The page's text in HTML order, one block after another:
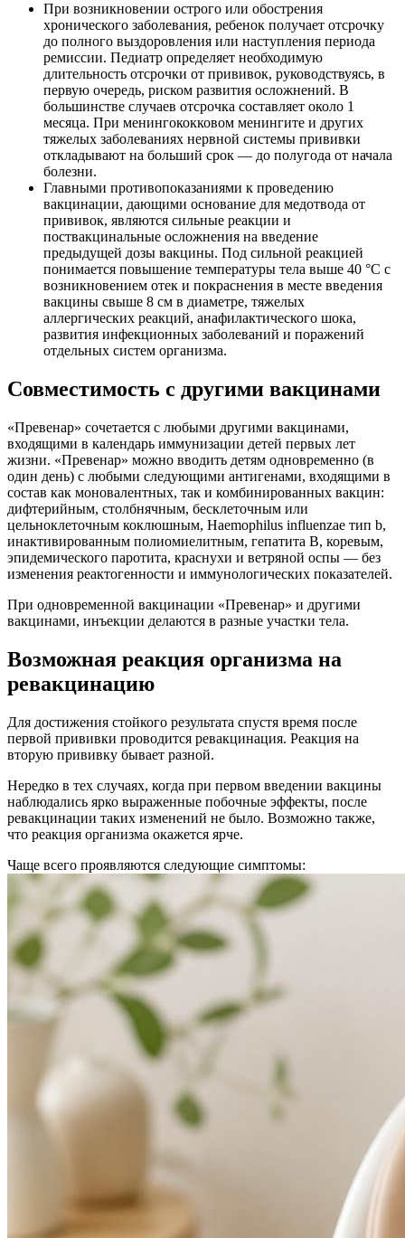
При возникновении острого или обострения
хронического заболевания, ребенок получает отсрочку
до полного выздоровления или наступления периода
ремиссии. Педиатр определяет необходимую
длительность отсрочки от прививок, руководствуясь, в
первую очередь, риском развития осложнений. В
большинстве случаев отсрочка составляет около 1
месяца. При менингококковом менингите и других
тяжелых заболеваниях нервной системы прививки
откладывают на больший срок — до полугода от начала
болезни.
Главными противопоказаниями к проведению
вакцинации, дающими основание для медотвода от
прививок, являются сильные реакции и
поствакцинальные осложнения на введение
предыдущей дозы вакцины. Под сильной реакцией
понимается повышение температуры тела выше 40 °C с
возникновением отек и покраснения в месте введения
вакцины свыше 8 см в диаметре, тяжелых
аллергических реакций, анафилактического шока,
развития инфекционных заболеваний и поражений
отдельных систем организма.
Совместимость с другими вакцинами
«Превенар» сочетается с любыми другими вакцинами,
входящими в календарь иммунизации детей первых лет
жизни. «Превенар» можно вводить детям одновременно (в
один день) с любыми следующими антигенами, входящими в
состав как моновалентных, так и комбинированных вакцин:
дифтерийным, столбнячным, бесклеточным или
цельноклеточным коклюшным, Haemophilus influenzae тип b,
инактивированным полиомиелитным, гепатита В, коревым,
эпидемического паротита, краснухи и ветряной оспы — без
изменения реактогенности и иммунологических показателей.
При одновременной вакцинации «Превенар» и другими
вакцинами, инъекции делаются в разные участки тела.
Возможная реакция организма на
ревакцинацию
Для достижения стойкого результата спустя время после
первой прививки проводится ревакцинация. Реакция на
вторую прививку бывает разной.
Нередко в тех случаях, когда при первом введении вакцины
наблюдались ярко выраженные побочные эффекты, после
ревакцинации таких изменений не было. Возможно также,
что реакция организма окажется ярче.
Чаще всего проявляются следующие симптомы: